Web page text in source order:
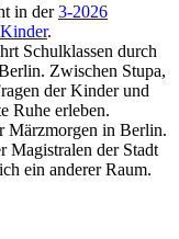
in der3-2026
.
Schulklassen durch
Zwischen Stupa,
der Kinder und
Ruhe erleben.
Märzmorgen in Berlin.
Magistralen der Stadt
ein anderer Raum.